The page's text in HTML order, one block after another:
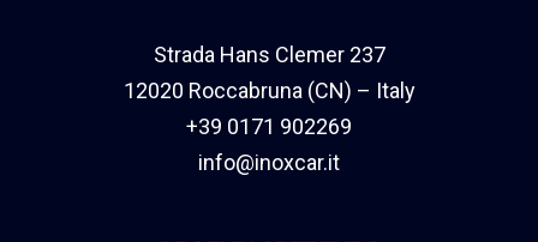
Strada Hans Clemer 237
12020 Roccabruna (CN) – Italy
+39 0171 902269
info@inoxcar.it